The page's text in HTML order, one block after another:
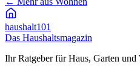
haushalt101
Das Haushaltsmagazin
Ihr Ratgeber für Haus, Garten